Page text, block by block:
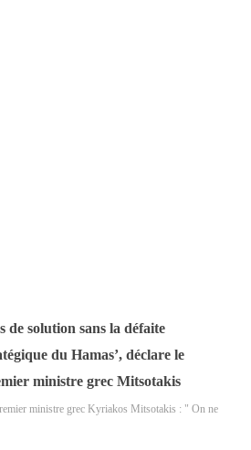
de solution sans la défaite
du Hamas’, déclare le
ministre grec Mitsotakis
ministre grec Kyriakos Mitsotakis : " On ne